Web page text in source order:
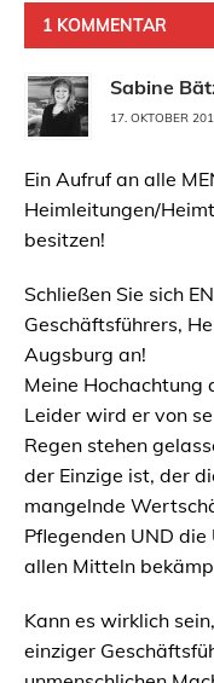
1 KOMMENTAR
Sabine
17. OKTOBER
Ein Aufruf an alle
Heimleitungen/
besitzen!
Schließen Sie sich
Geschäftsführers,
Augsburg an!
Meine Hochachtung
Leider wird er von
Regen stehen
der Einzige ist, der
mangelnde
Pflegenden UND
allen Mitteln
Kann es wirklich
einziger